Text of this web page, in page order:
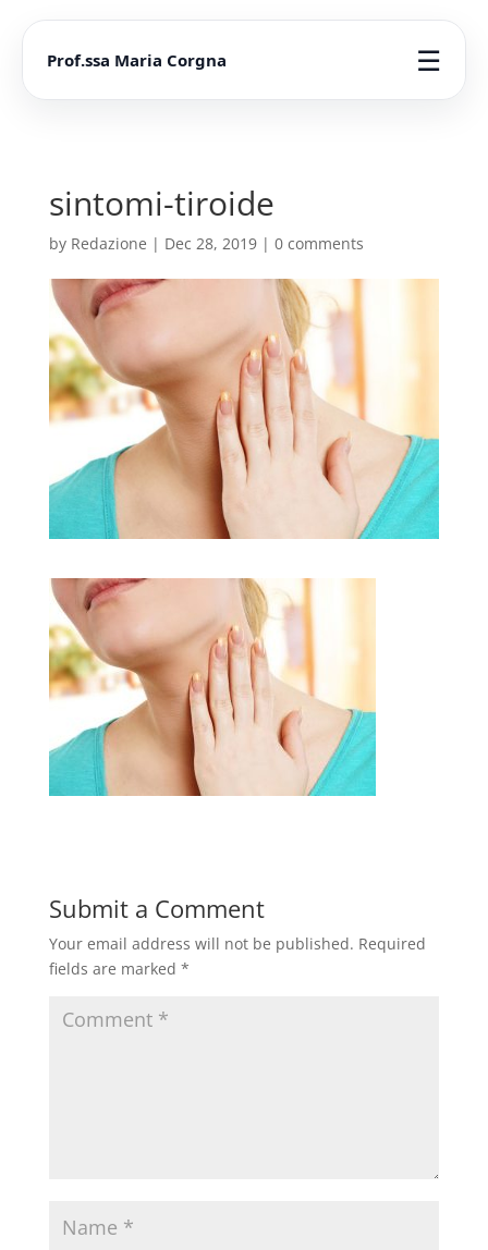
Prof.ssa Maria Corgna ☰
sintomi-tiroide
by Redazione | Dec 28, 2019| 0 comments
Submit a Comment
Your email address will not be published. Required
fields are marked *